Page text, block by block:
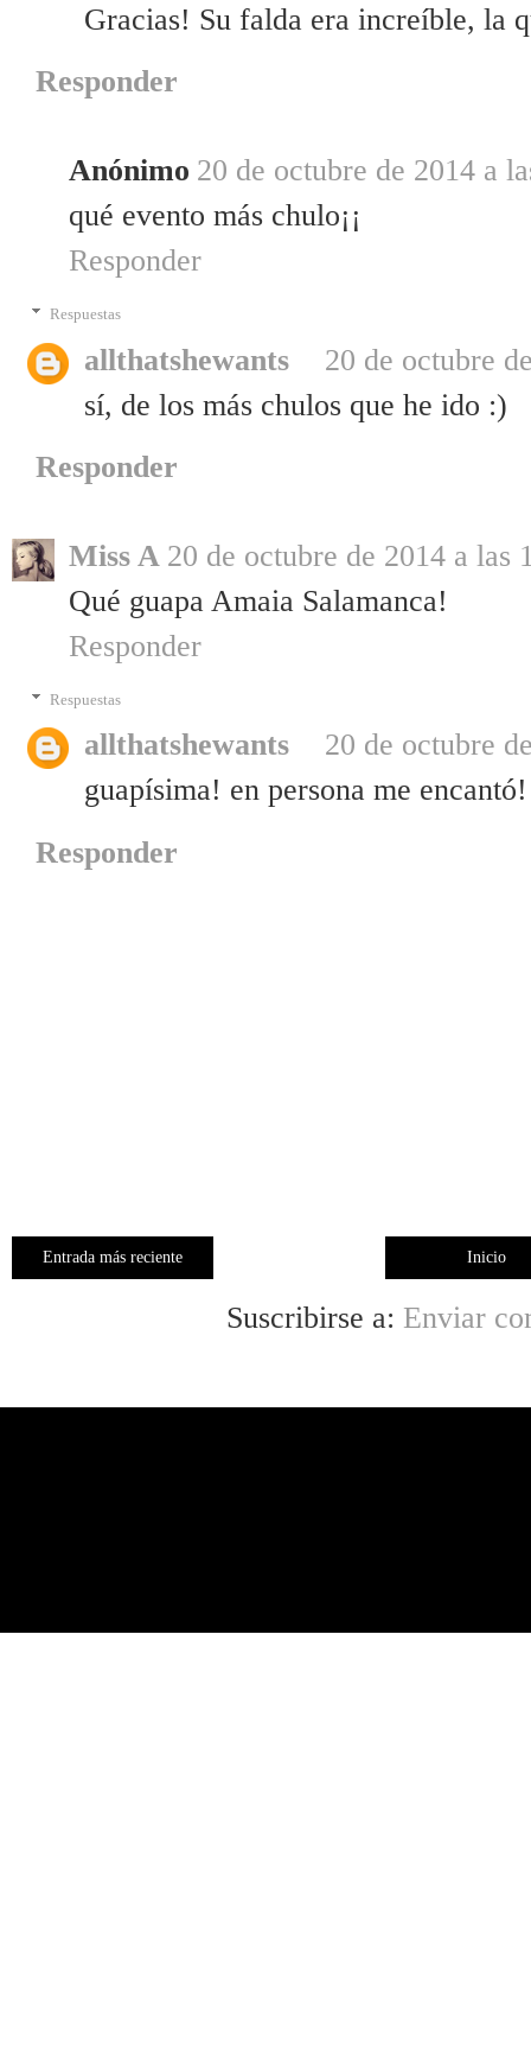
Gracias! Su falda era increíble, la
Responder
Anónimo 20 de octubre de 2014 a
qué evento más chulo¡¡
Responder
Respuestas
allthatshewants
20 de octubre
sí, de los más chulos que he ido :)
Responder
Miss A 20 de octubre de 2014 a las
Qué guapa Amaia Salamanca!
Responder
Respuestas
allthatshewants
20 de octubre
guapísima! en persona me
Responder
Entrada más reciente Inicio
Suscribirse a: Enviar